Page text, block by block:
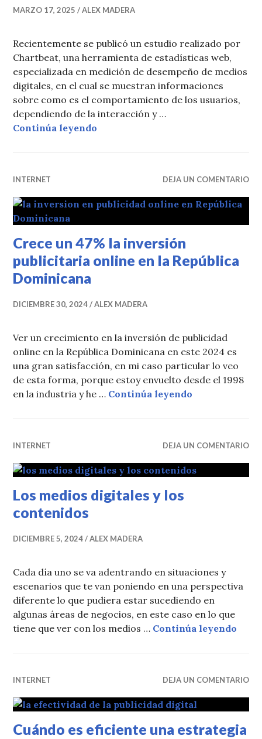
MARZO 17, 2025 ALEX MADERA
Recientemente se publicó un estudio realizado por
Chartbeat, una herramienta de estadísticas web,
especializada en medición de desempeño de medios
digitales, en el cual se muestran informaciones
sobre como es el comportamiento de los usuarios,
dependiendo de la interacción y …
Continúa leyendo
INTERNET DEJA UN COMENTARIO
Crece un 47% la inversión
publicitaria online en la República
Dominicana
DICIEMBRE 30, 2024 ALEX MADERA
Ver un crecimiento en la inversión de publicidad
online en la República Dominicana en este 2024 es
una gran satisfacción, en mi caso particular lo veo
de esta forma, porque estoy envuelto desde el 1998
en la industria y he … Continúa leyendo
INTERNET DEJA UN COMENTARIO
Los medios digitales y los
contenidos
DICIEMBRE 5, 2024 ALEX MADERA
Cada día uno se va adentrando en situaciones y
escenarios que te van poniendo en una perspectiva
diferente lo que pudiera estar sucediendo en
algunas áreas de negocios, en este caso en lo que
tiene que ver con los medios … Continúa leyendo
INTERNET DEJA UN COMENTARIO
Cuándo es eficiente una estrategia